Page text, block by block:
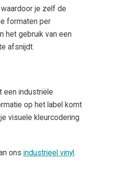
je zelf de
formaten per
het gebruik van een
afsnijdt.
een industriële
op het label komt
visuele kleurcodering
ons industrieel vinyl .